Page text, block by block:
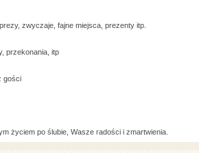
zwyczaje, fajne miejsca, prezenty itp.
przekonania, itp
gości
życiem po ślubie, Wasze radości i zmartwienia.